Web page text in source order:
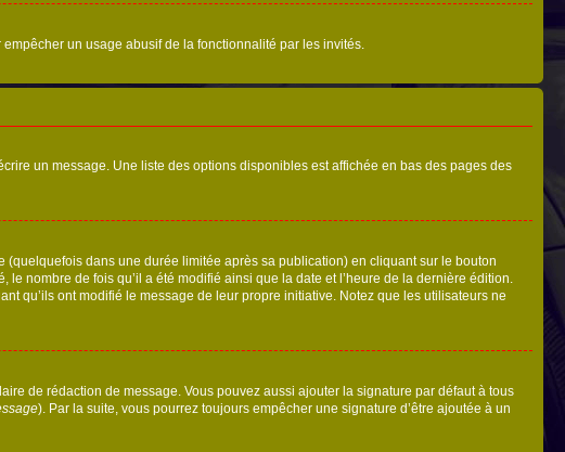
un usage abusif de la fonctionnalité par les invités.
un message. Une liste des options disponibles est affichée en bas des pages des
dans une durée limitée après sa publication) en cliquant sur le bouton
nombre de fois qu’il a été modifié ainsi que la date et l’heure de la dernière édition.
qu’ils ont modifié le message de leur propre initiative. Notez que les utilisateurs ne
de rédaction de message. Vous pouvez aussi ajouter la signature par défaut à tous
). Par la suite, vous pourrez toujours empêcher une signature d’être ajoutée à un